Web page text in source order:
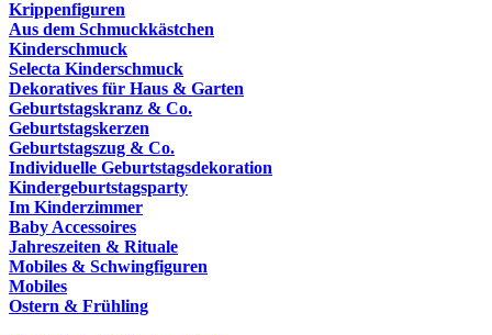
Krippenfiguren
Aus dem Schmuckkästchen
Kinderschmuck
Selecta Kinderschmuck
Dekoratives für Haus & Garten
Geburtstagskranz & Co.
Geburtstagskerzen
Geburtstagszug & Co.
Individuelle Geburtstagsdekoration
Kindergeburtstagsparty
Im Kinderzimmer
Baby Accessoires
Jahreszeiten & Rituale
Mobiles & Schwingfiguren
Mobiles
Ostern & Frühling